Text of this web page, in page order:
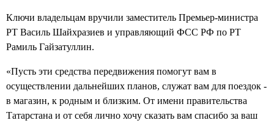
Ключи владельцам вручили заместитель Премьер-министра
РТ Василь Шайхразиев и управляющий ФСС РФ по РТ
Рамиль Гайзатуллин.
«Пусть эти средства передвижения помогут вам в
осуществлении дальнейших планов, служат вам для поездок -
в магазин, к родным и близким. От имени правительства
Татарстана и от себя лично хочу сказать вам спасибо за ваш